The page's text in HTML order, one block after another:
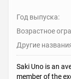
Год выпуска:
Возрастное
Другие
Saki Uno is an
member of the